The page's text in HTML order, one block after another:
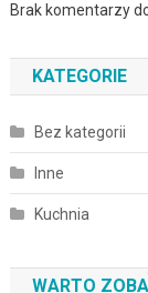
Brak komentarzy
KATEGORIE
Bez kategorii
Inne
Kuchnia
WARTO